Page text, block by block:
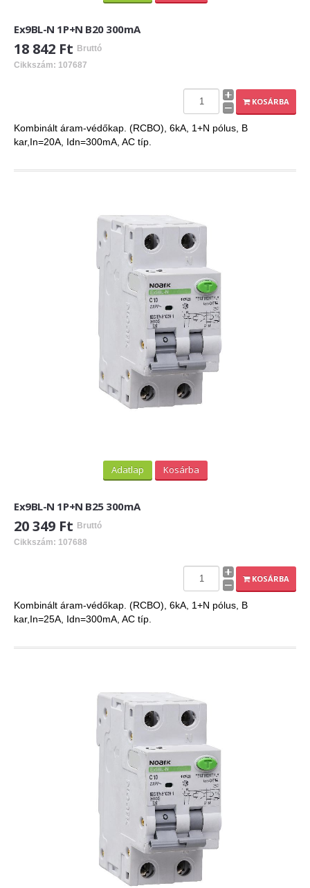
Ex9BL-N 1P+N B20 300mA
18 842 Ft Bruttó
Cikkszám: 107687
KOSÁRBA
Kombinált áram-védőkap. (RCBO), 6kA, 1+N pólus, B
kar,In=20A, Idn=300mA, AC típ.
Adatlap Kosárba
Ex9BL-N 1P+N B25 300mA
20 349 Ft Bruttó
Cikkszám: 107688
KOSÁRBA
Kombinált áram-védőkap. (RCBO), 6kA, 1+N pólus, B
kar,In=25A, Idn=300mA, AC típ.